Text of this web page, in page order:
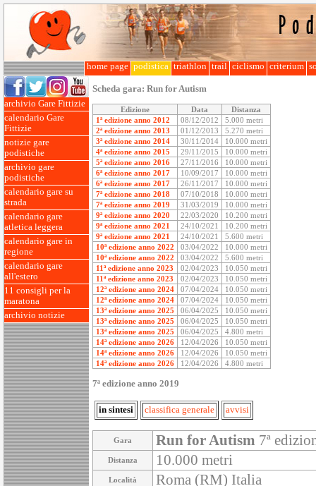
home page podistica triathlon trail ciclismo criterium
archivio Gare Fittizie
calendario Gare
Fittizie
notizie gare
podistiche
archivio gare
podistiche
calendario gare su
strada
calendario gare
atletica leggera
calendario gare in
regione
calendario gare
all'estero
11 consigli per la
maratona
archivio notizie
Scheda gara: Run for Autism
Edizione Data
Distanza
1ª edizione anno 2012
08/12/2012
5.000 metri
2ª edizione anno 2013
01/12/2013
5.270 metri
3ª edizione anno 2014
30/11/2014
10.000 metri
4ª edizione anno 2015
29/11/2015
10.000 metri
5ª edizione anno 2016
27/11/2016
10.000 metri
6ª edizione anno 2017
10/09/2017
10.000 metri
6ª edizione anno 2017
26/11/2017
10.000 metri
7ª edizione anno 2018
07/10/2018
10.000 metri
7ª edizione anno 2019
31/03/2019
10.000 metri
9ª edizione anno 2020
22/03/2020
10.200 metri
9ª edizione anno 2021
24/10/2021
10.200 metri
9ª edizione anno 2021
24/10/2021
5.600 metri
10ª edizione anno 2022
03/04/2022
10.000 metri
10ª edizione anno 2022
03/04/2022
5.600 metri
11ª edizione anno 2023
02/04/2023
10.050 metri
11ª edizione anno 2023
02/04/2023
10.050 metri
12ª edizione anno 2024
07/04/2024
10.050 metri
12ª edizione anno 2024
07/04/2024
10.050 metri
13ª edizione anno 2025
06/04/2025
10.050 metri
13ª edizione anno 2025
06/04/2025
10.050 metri
13ª edizione anno 2025
06/04/2025
4.800 metri
14ª edizione anno 2026
12/04/2026
10.050 metri
14ª edizione anno 2026
12/04/2026
10.050 metri
14ª edizione anno 2026
12/04/2026 4.800 metri
7ª edizione anno 2019
in sintesi classifica generale avvisi
Gara Run for Autism 7ª
Distanza 10.000 metri
Località Roma (RM) Italia